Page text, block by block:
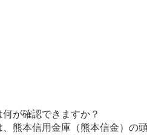
が確認できますか？
、熊本信用金庫（熊本信金）の